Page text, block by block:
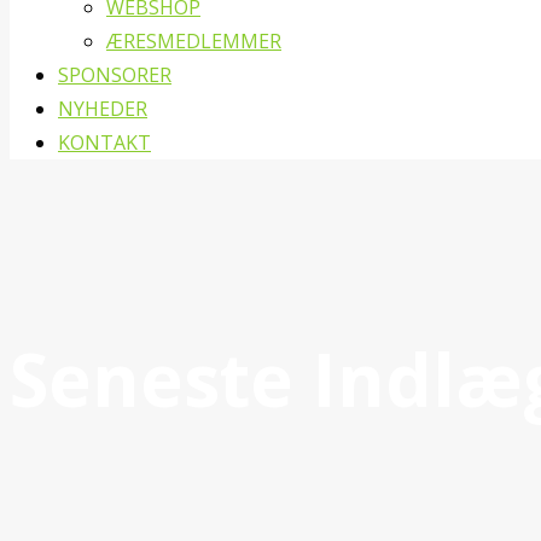
WEBSHOP
ÆRESMEDLEMMER
SPONSORER
NYHEDER
KONTAKT